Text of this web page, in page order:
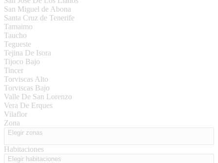
San Miguel de Abona
Santa Cruz de Tenerife
Tamaimo
Taucho
Tegueste
Tejina De Isora
Tijoco Bajo
Tincer
Torviscas Alto
Torviscas Bajo
Valle De San Lorenzo
Vera De Erques
Vilaflor
Zona
Elegir zonas
Habitaciones
Elegir habitaciones